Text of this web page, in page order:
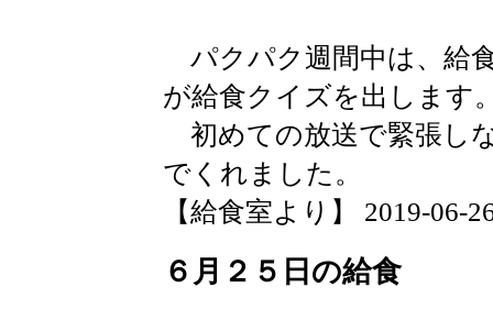
パクパク週間中は、給
が給食クイズを出します
初めての放送で緊張し
でくれました。
【給食室より】 2019-06-
６月２５日の給食